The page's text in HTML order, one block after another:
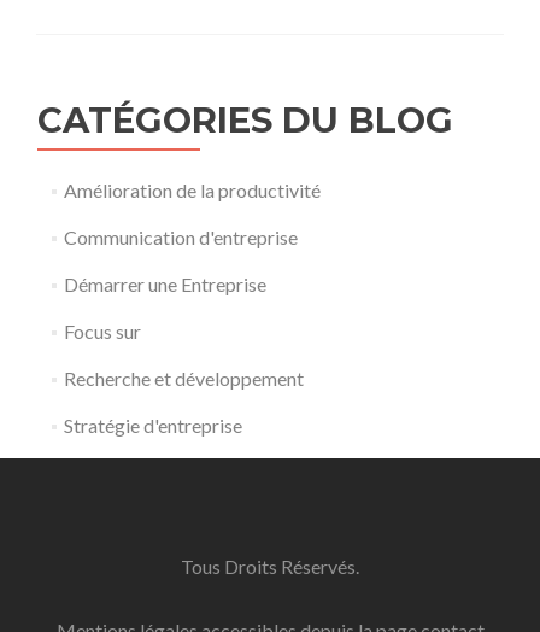
CATÉGORIES DU BLOG
Amélioration de la productivité
Communication d'entreprise
Démarrer une Entreprise
Focus sur
Recherche et développement
Stratégie d'entreprise
Tous Droits Réservés.